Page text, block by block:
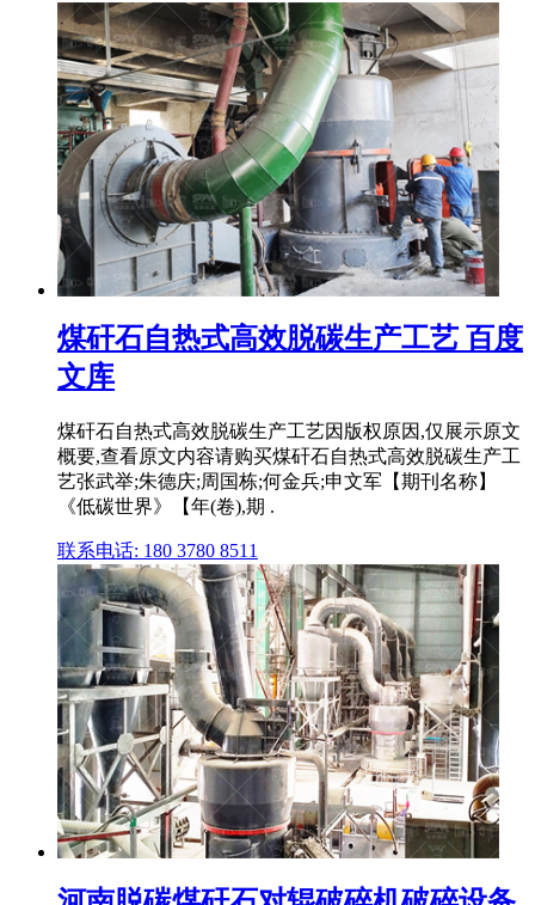
煤矸石自热式高效脱碳生产工艺 百度
文库
煤矸石自热式高效脱碳生产工艺因版权原因,仅展示原文
概要,查看原文内容请购买煤矸石自热式高效脱碳生产工
艺张武举;朱德庆;周国栋;何金兵;申文军【期刊名称】
《低碳世界》【年(卷),期 .
联系电话: 180 3780 8511